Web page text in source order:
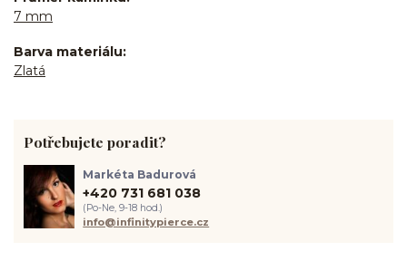
7 mm
Barva materiálu
Zlatá
Potřebujete poradit?
Markéta Badurová
+420 731 681 038
(Po-Ne, 9-18 hod.)
info@infinitypierce.cz